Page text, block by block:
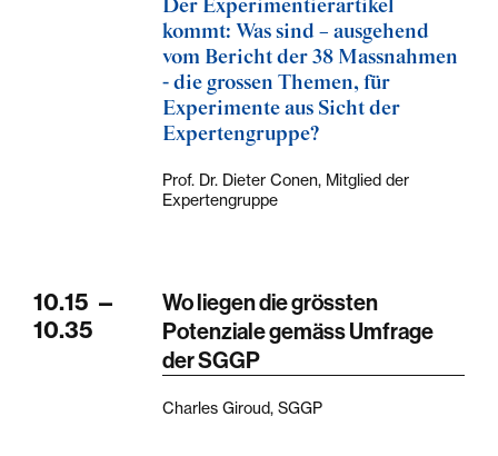
Der Experimentierartikel
kommt: Was sind – ausgehend
vom Bericht der 38 Massnahmen
- die grossen Themen, für
Experimente aus Sicht der
Expertengruppe?
Prof. Dr. Dieter Conen, Mitglied der
Expertengruppe
10.15 —
10.35
Wo liegen die grössten
Potenziale gemäss Umfrage
der SGGP
Charles Giroud, SGGP